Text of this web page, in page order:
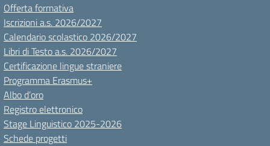
Offerta formativa
Iscrizioni a.s. 2026/2027
Calendario scolastico 2026/2027
Libri di Testo a.s. 2026/2027
Certificazione lingue straniere
Programma Erasmus+
Albo d’oro
Registro elettronico
Stage Linguistico 2025-2026
Schede progetti